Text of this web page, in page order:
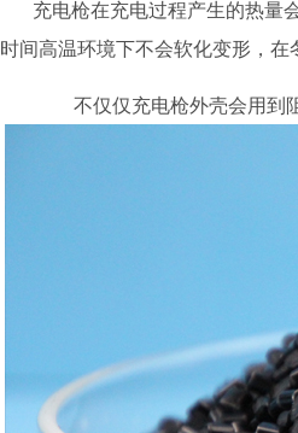
充电枪在充电过程产生的热量
时间高温环境下不会软化变形，在
不仅仅充电枪外壳会用到